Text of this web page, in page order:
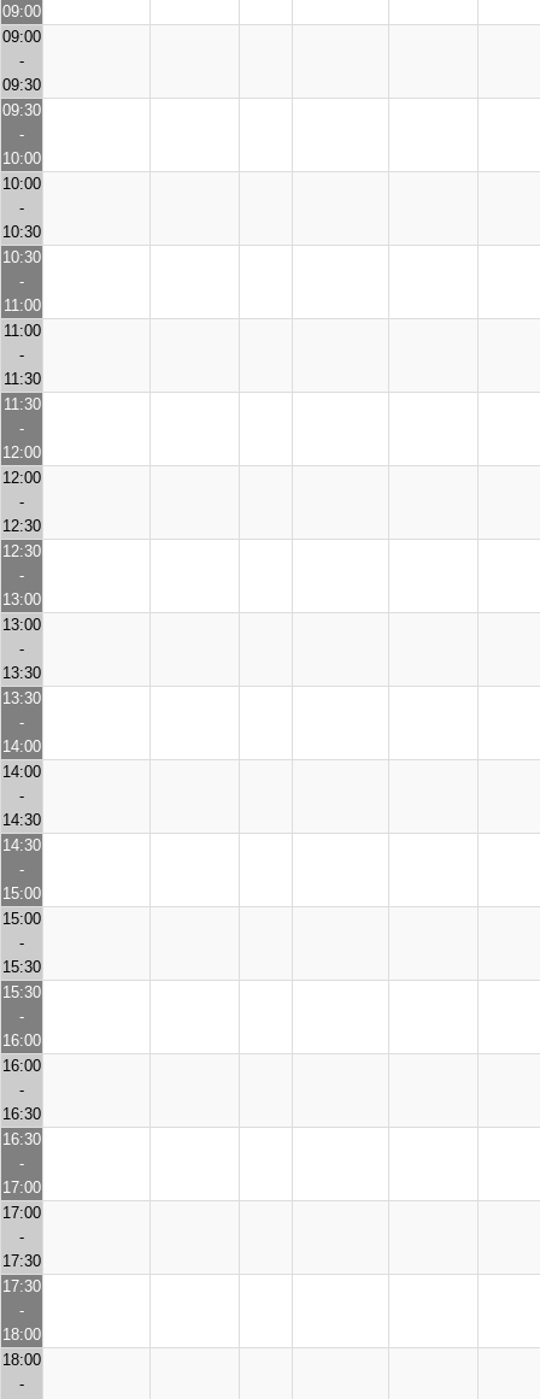
09:00
09:00
-
09:30
09:30
-
10:00
10:00
-
10:30
10:30
-
11:00
11:00
-
11:30
11:30
-
12:00
12:00
-
12:30
12:30
-
13:00
13:00
-
13:30
13:30
-
14:00
14:00
-
14:30
14:30
-
15:00
15:00
-
15:30
15:30
-
16:00
16:00
-
16:30
16:30
-
17:00
17:00
-
17:30
17:30
-
18:00
18:00
-